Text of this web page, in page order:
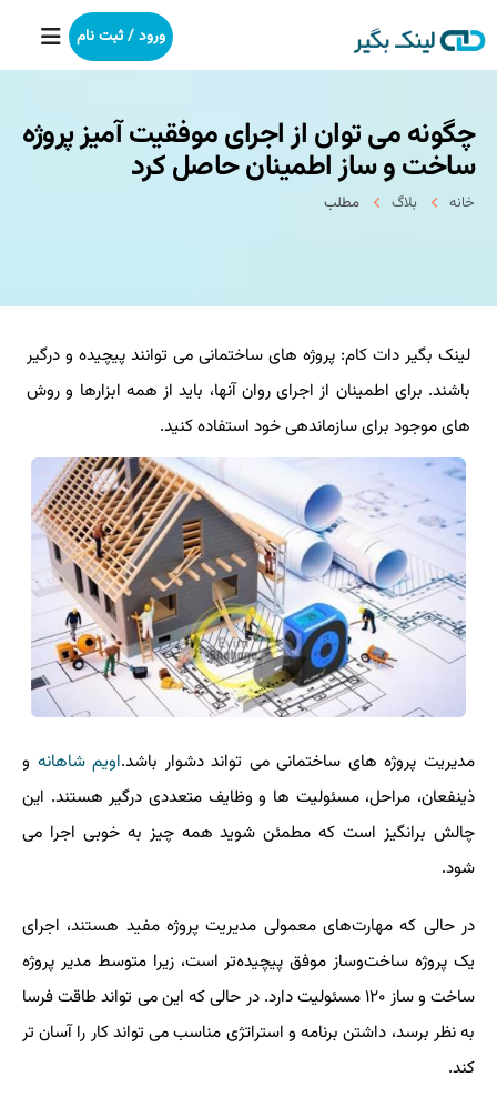
خانه
خدمات ما
درباره ما
آموزش
ورود / ثبت نام
چگونه می توان از اجرای موفقیت آمیز پروژه
ساخت و ساز اطمینان حاصل کرد
خانه بلاگ مطلب
لینک بگیر دات کام: پروژه های ساختمانی می توانند پیچیده و درگیر
باشند. برای اطمینان از اجرای روان آنها، باید از همه ابزارها و روش
های موجود برای سازماندهی خود استفاده کنید.
مدیریت پروژه های ساختمانی می تواند دشوار باشد.اویم شاهانه و
ذینفعان، مراحل، مسئولیت ها و وظایف متعددی درگیر هستند. این
چالش برانگیز است که مطمئن شوید همه چیز به خوبی اجرا می
شود.
در حالی که مهارت‌های معمولی مدیریت پروژه مفید هستند، اجرای
یک پروژه ساخت‌وساز موفق پیچیده‌تر است، زیرا متوسط ​​​​مدیر پروژه
ساخت و ساز ۱۲۰ مسئولیت دارد. در حالی که این می تواند طاقت فرسا
به نظر برسد، داشتن برنامه و استراتژی مناسب می تواند کار را آسان تر
کند.